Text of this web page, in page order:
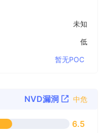
未知
低
暂无POC
NVD漏洞 中危
6.5